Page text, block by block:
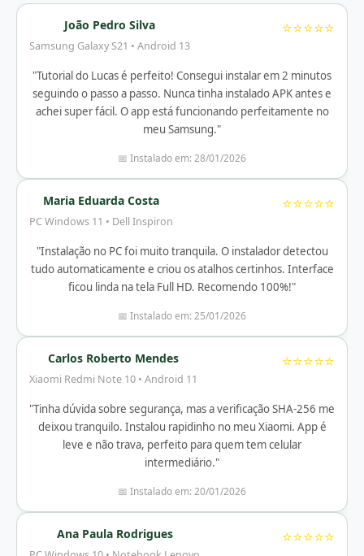
João Pedro Silva
Samsung Galaxy S21 • Android 13
⭐⭐⭐⭐⭐
"Tutorial do Lucas é perfeito! Consegui instalar em 2 minutos
seguindo o passo a passo. Nunca tinha instalado APK antes e
achei super fácil. O app está funcionando perfeitamente no
meu Samsung."
📅 Instalado em: 28/01/2026
Maria Eduarda Costa
PC Windows 11 • Dell Inspiron
⭐⭐⭐⭐⭐
"Instalação no PC foi muito tranquila. O instalador detectou
tudo automaticamente e criou os atalhos certinhos. Interface
ficou linda na tela Full HD. Recomendo 100%!"
📅 Instalado em: 25/01/2026
Carlos Roberto Mendes
Xiaomi Redmi Note 10 • Android 11
⭐⭐⭐⭐⭐
"Tinha dúvida sobre segurança, mas a verificação SHA-256 me
deixou tranquilo. Instalou rapidinho no meu Xiaomi. App é
leve e não trava, perfeito para quem tem celular
intermediário."
📅 Instalado em: 20/01/2026
Ana Paula Rodrigues ⭐⭐⭐⭐⭐